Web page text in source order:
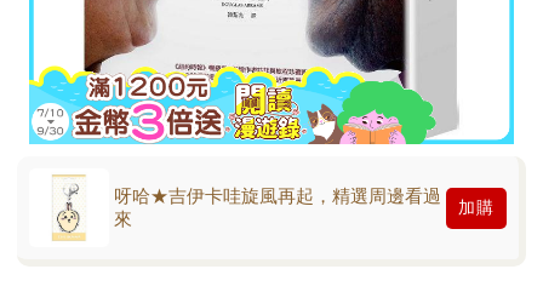
呀哈★吉伊卡哇旋風再起，精選周邊看過
來
加購